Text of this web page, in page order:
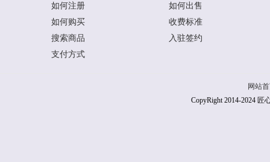
如何注册
如何购买
搜索商品
支付方式
如何出售
收费标准
入驻签约
网站
CopyRight 2014-2024